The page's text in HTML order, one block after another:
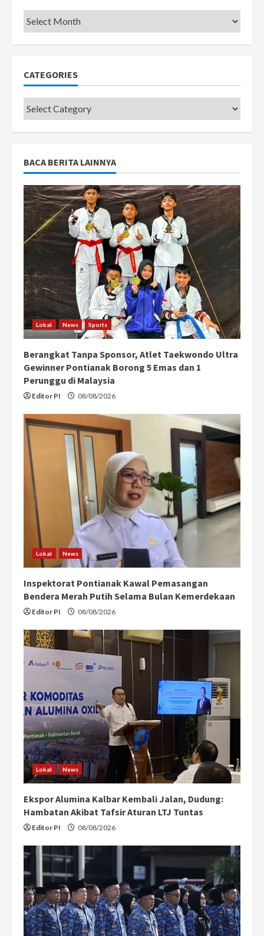
Pemkot
CATEGORIES
Categories
BACA BERITA LAINNYA
Lokal News Sports
Berangkat Tanpa Sponsor, Atlet Taekwondo Ultra
Gewinner Pontianak Borong 5 Emas dan 1
Perunggu di Malaysia
Editor PI 08/08/2026
Lokal News
Inspektorat Pontianak Kawal Pemasangan
Bendera Merah Putih Selama Bulan Kemerdekaan
Editor PI 08/08/2026
Lokal News
Ekspor Alumina Kalbar Kembali Jalan, Dudung:
Hambatan Akibat Tafsir Aturan LTJ Tuntas
Editor PI 08/08/2026